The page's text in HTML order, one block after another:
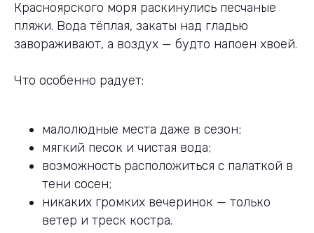
Красноярского моря раскинулись песчаные
пляжи. Вода тёплая, закаты над гладью
завораживают, а воздух — будто напоен хвоей.
Что особенно радует:
малолюдные места даже в сезон;
мягкий песок и чистая вода;
возможность расположиться с палаткой в
тени сосен;
никаких громких вечеринок — только
ветер и треск костра.